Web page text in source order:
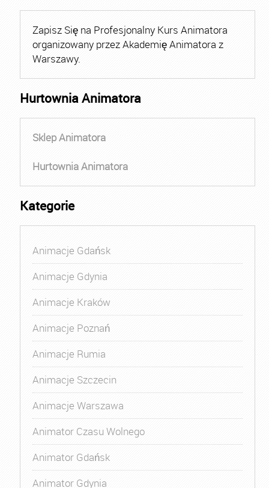
Zapisz Się na Profesjonalny Kurs Animatora
organizowany przez Akademię Animatora z
Warszawy.
Hurtownia Animatora
Sklep Animatora
Hurtownia Animatora
Kategorie
Animacje Gdańsk
Animacje Gdynia
Animacje Kraków
Animacje Poznań
Animacje Rumia
Animacje Szczecin
Animacje Warszawa
Animator Czasu Wolnego
Animator Gdańsk
Animator Gdynia